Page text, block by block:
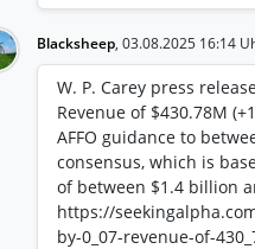
Blacksheep, 03.08.2025 16:14
W. P. Carey press
Revenue of $430.78M
AFFO guidance to
consensus, which is
of between $1.4 billion
https://
by-0_07-revenue-of-